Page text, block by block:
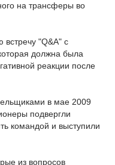
на трансферы во
встречу "Q&A" с
должна была
реакции после
в мае 2009
подвергли
командой и выступили
из вопросов